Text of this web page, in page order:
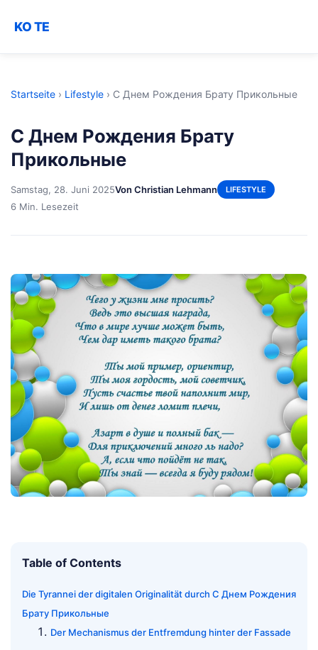
KO TE
Startseite › Lifestyle › С Днем Рождения Брату Прикольные
С Днем Рождения Брату
Прикольные
Samstag, 28. Juni 2025Von Christian Lehmann LIFESTYLE
6 Min. Lesezeit
Table of Contents
Die Tyrannei der digitalen Originalität durch С Днем Рождения
Брату Прикольные
Der Mechanismus der Entfremdung hinter der Fassade